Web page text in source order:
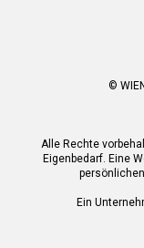
©
Alle Rechte
Eigenbedarf. Eine
Ein